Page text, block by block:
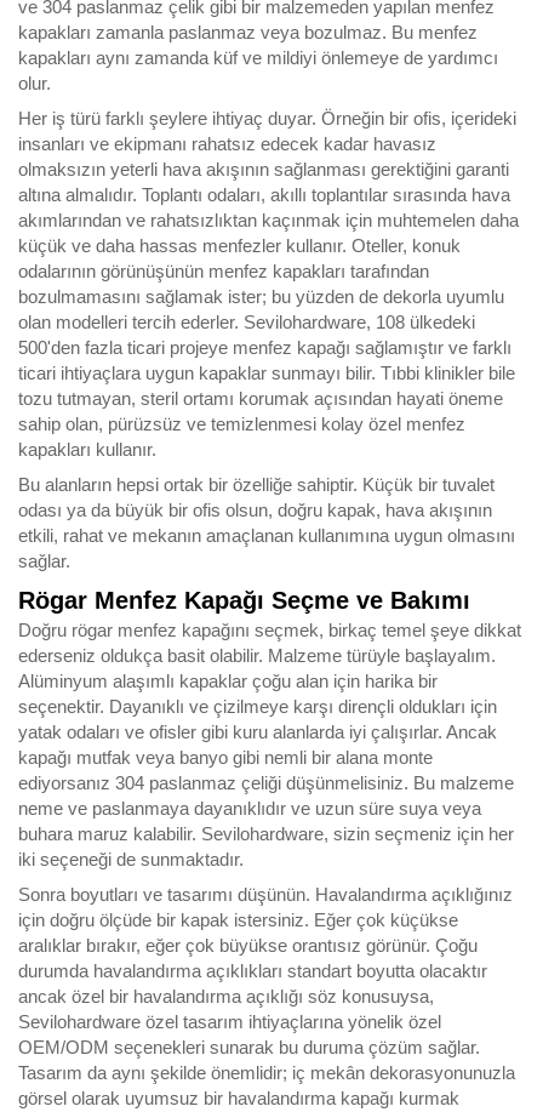
ve 304 paslanmaz çelik gibi bir malzemeden yapılan menfez
kapakları zamanla paslanmaz veya bozulmaz. Bu menfez
kapakları aynı zamanda küf ve mildiyi önlemeye de yardımcı
olur.
Her iş türü farklı şeylere ihtiyaç duyar. Örneğin bir ofis, içerideki
insanları ve ekipmanı rahatsız edecek kadar havasız
olmaksızın yeterli hava akışının sağlanması gerektiğini garanti
altına almalıdır. Toplantı odaları, akıllı toplantılar sırasında hava
akımlarından ve rahatsızlıktan kaçınmak için muhtemelen daha
küçük ve daha hassas menfezler kullanır. Oteller, konuk
odalarının görünüşünün menfez kapakları tarafından
bozulmamasını sağlamak ister; bu yüzden de dekorla uyumlu
olan modelleri tercih ederler. Sevilohardware, 108 ülkedeki
500'den fazla ticari projeye menfez kapağı sağlamıştır ve farklı
ticari ihtiyaçlara uygun kapaklar sunmayı bilir. Tıbbi klinikler bile
tozu tutmayan, steril ortamı korumak açısından hayati öneme
sahip olan, pürüzsüz ve temizlenmesi kolay özel menfez
kapakları kullanır.
Bu alanların hepsi ortak bir özelliğe sahiptir. Küçük bir tuvalet
odası ya da büyük bir ofis olsun, doğru kapak, hava akışının
etkili, rahat ve mekanın amaçlanan kullanımına uygun olmasını
sağlar.
Rögar Menfez Kapağı Seçme ve Bakımı
Doğru rögar menfez kapağını seçmek, birkaç temel şeye dikkat
ederseniz oldukça basit olabilir. Malzeme türüyle başlayalım.
Alüminyum alaşımlı kapaklar çoğu alan için harika bir
seçenektir. Dayanıklı ve çizilmeye karşı dirençli oldukları için
yatak odaları ve ofisler gibi kuru alanlarda iyi çalışırlar. Ancak
kapağı mutfak veya banyo gibi nemli bir alana monte
ediyorsanız 304 paslanmaz çeliği düşünmelisiniz. Bu malzeme
neme ve paslanmaya dayanıklıdır ve uzun süre suya veya
buhara maruz kalabilir. Sevilohardware, sizin seçmeniz için her
iki seçeneği de sunmaktadır.
Sonra boyutları ve tasarımı düşünün. Havalandırma açıklığınız
için doğru ölçüde bir kapak istersiniz. Eğer çok küçükse
aralıklar bırakır, eğer çok büyükse orantısız görünür. Çoğu
durumda havalandırma açıklıkları standart boyutta olacaktır
ancak özel bir havalandırma açıklığı söz konusuysa,
Sevilohardware özel tasarım ihtiyaçlarına yönelik özel
OEM/ODM seçenekleri sunarak bu duruma çözüm sağlar.
Tasarım da aynı şekilde önemlidir; iç mekân dekorasyonunuzla
görsel olarak uyumsuz bir havalandırma kapağı kurmak